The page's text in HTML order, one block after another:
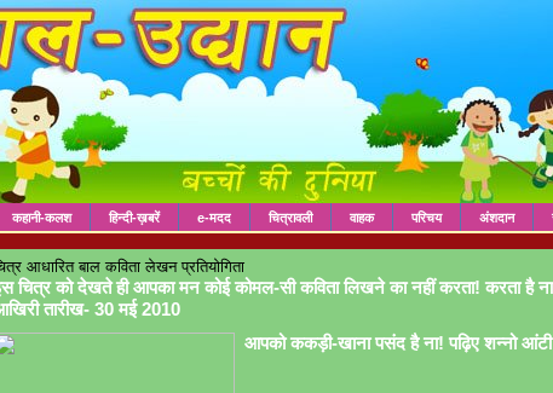
कहानी-कलश हिन्दी-ख़बरें e-मदद चित्रावली वाहक परिचय अंशदान
आधारित बाल कविता लेखन प्रतियोगिता
चित्र को देखते ही आपका मन कोई कोमल-सी कविता लिखने का नहीं करता! करता है
तारीख- 30 मई 2010
आपको ककड़ी-खाना पसंद है ना! पढ़िए शन्नो आंटी